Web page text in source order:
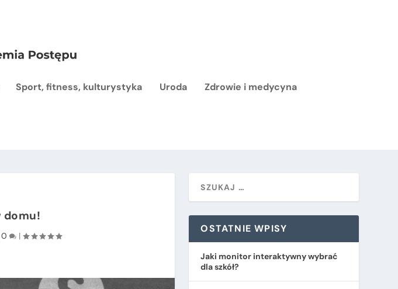
Sport, fitness, kulturystyka Uroda Zdrowie i medycyna
domu!
0 |
OSTATNIE WPISY
Jaki monitor interaktywny wybrać
dla szkół?